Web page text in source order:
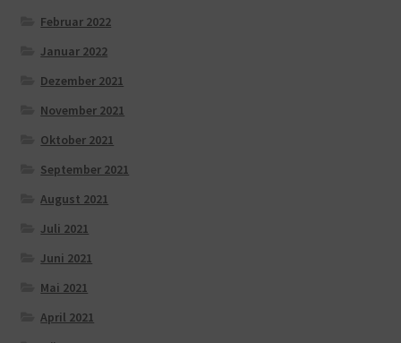
Februar 2022
Januar 2022
Dezember 2021
November 2021
Oktober 2021
September 2021
August 2021
Juli 2021
Juni 2021
Mai 2021
April 2021